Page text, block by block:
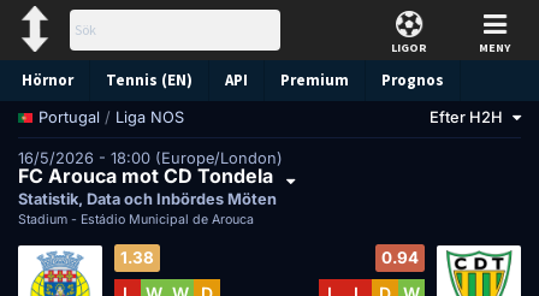
LIGOR MENY
Hörnor Tennis (EN) API Premium Prognos
Portugal / Liga NOS Efter H2H
16/5/2026 - 18:00 (Europe/London)
FC Arouca mot CD Tondela
Statistik, Data och Inbördes Möten
Stadium - Estádio Municipal de Arouca
1.38 0.94